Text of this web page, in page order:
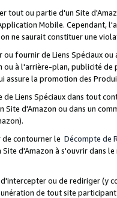
tout ou partie d'un Site
Mobile. Cependant,
ne saurait constituer une
ou fournir de Liens Spéciaux
à l'arrière-plan, publicité
assure la promotion des
de Liens Spéciaux dans tout
d'Amazon ou dans un
de contourner le Décompte de
d'Amazon à s'ouvrir dans
ou de rediriger
de tout site